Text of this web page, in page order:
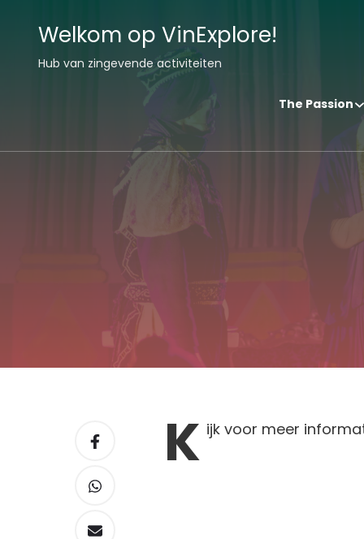
Welkom op VinExplore!
Hub van zingevende activiteiten
The Passion
K ijk voor meer